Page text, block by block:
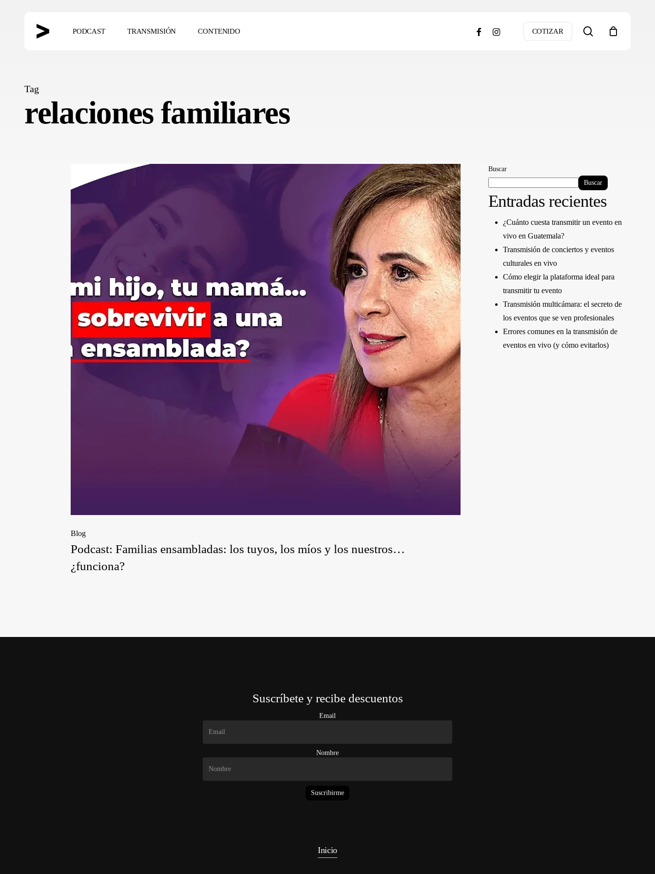
PODCAST TRANSMISIÓN CONTENIDO COTIZAR search
facebookinstagram
Tag
relaciones familiares
Blog
Podcast: Familias ensambladas: los tuyos, los míos y los nuestros…
¿funciona?
Buscar
Buscar
Entradas recientes
¿Cuánto cuesta transmitir un evento en
vivo en Guatemala?
Transmisión de conciertos y eventos
culturales en vivo
Cómo elegir la plataforma ideal para
transmitir tu evento
Transmisión multicámara: el secreto de
los eventos que se ven profesionales
Errores comunes en la transmisión de
eventos en vivo (y cómo evitarlos)
Suscríbete y recibe descuentos
Email
Nombre
Suscribirme
Inicio